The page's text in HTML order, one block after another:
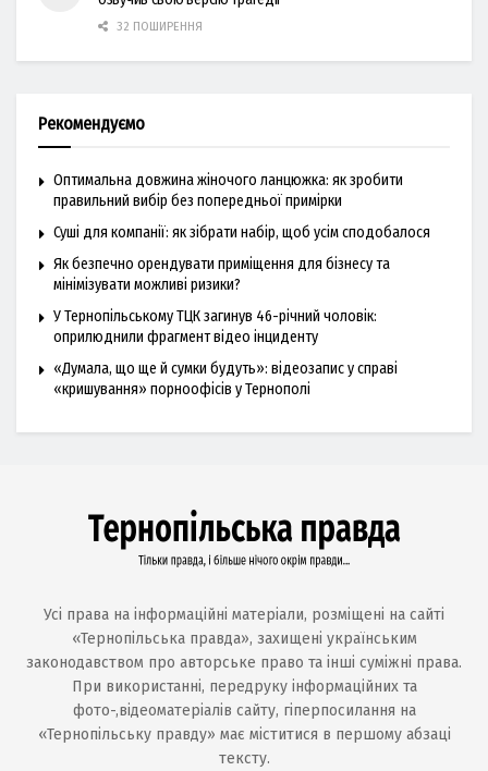
32 ПОШИРЕННЯ
Рекомендуємо
Оптимальна довжина жіночого ланцюжка: як зробити
правильний вибір без попередньої примірки
Суші для компанії: як зібрати набір, щоб усім сподобалося
Як безпечно орендувати приміщення для бізнесу та
мінімізувати можливі ризики?
У Тернопільському ТЦК загинув 46-річний чоловік:
оприлюднили фрагмент відео інциденту
«Думала, що ще й сумки будуть»: відеозапис у справі
«кришування» порноофісів у Тернополі
Усі права на інформаційні матеріали, розміщені на сайті
«Тернопільська правда», захищені українським
законодавством про авторське право та інші суміжні права.
При використанні, передруку інформаційних та
фото-,відеоматеріалів сайту, гіперпосилання на
«Тернопільську правду» має міститися в першому абзаці
тексту.